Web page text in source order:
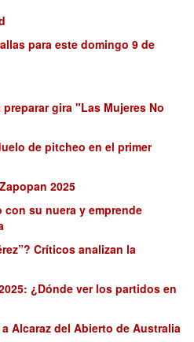
para este domingo 9 de
gira "Las Mujeres No
de pitcheo en el primer
2025
su nuera y emprende
Críticos analizan la
¿Dónde ver los partidos en
Alcaraz del Abierto de Australia